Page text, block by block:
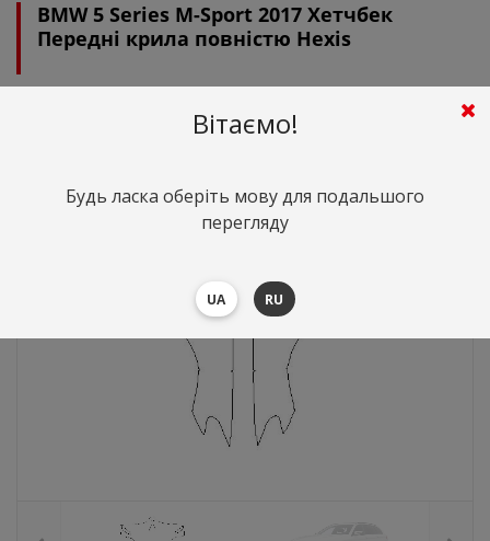
BMW 5 Series M-Sport 2017 Хетчбек
Передні крила повністю Hexis
грн.
Вітаємо!
Будь ласка оберіть мову для подальшого
перегляду
UA RU